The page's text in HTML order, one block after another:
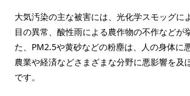
大気汚染の主な被害には、光化学スモッグに
目の異常、酸性雨による農作物の不作などが
た、PM2.5や黄砂などの粉塵は、人の身体に
農業や経済などさまざまな分野に悪影響を及
です。